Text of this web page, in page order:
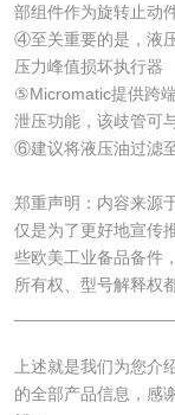
部组件作为旋转止动
④至关重要的是，液
压力峰值损坏执行器
⑤Micromatic提供跨
泄压功能，该歧管可
⑥建议将液压油过滤
郑重声明：内容来源
仅是为了更好地宣传
些欧美工业备品备件
所有权、型号解释权
上述就是我们为您介
的全部产品信息，感